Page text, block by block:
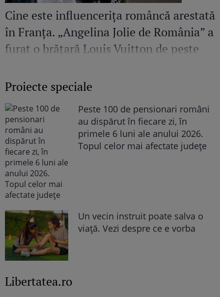
Cine este influencerița româncă arestată
în Franța. „Angelina Jolie de România” a
furat o brățară Louis Vuitton de peste
Proiecte speciale
Peste 100 de pensionari români
au dispărut în fiecare zi, în
primele 6 luni ale anului 2026.
Topul celor mai afectate județe
Un vecin instruit poate salva o
viață. Vezi despre ce e vorba
Libertatea.ro